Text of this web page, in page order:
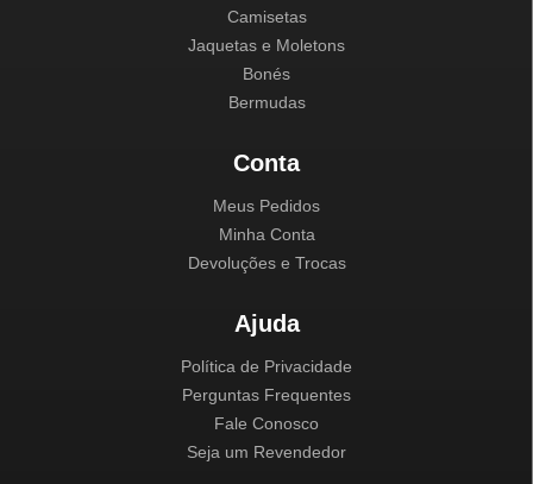
Camisetas
Jaquetas e Moletons
Bonés
Bermudas
Conta
Meus Pedidos
Minha Conta
Devoluções e Trocas
Ajuda
Política de Privacidade
Perguntas Frequentes
Fale Conosco
Seja um Revendedor